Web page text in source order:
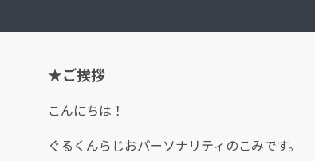
★ご挨拶
こんにちは！
ぐるくんらじおパーソナリティのこみです。